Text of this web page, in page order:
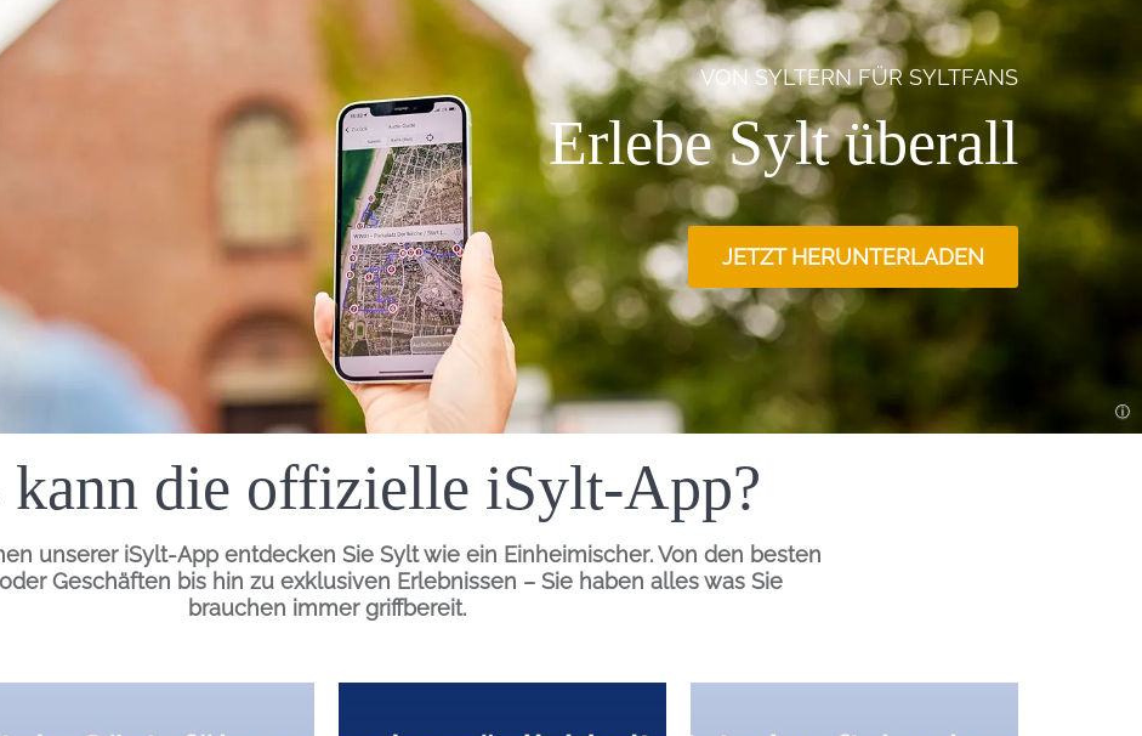
VON SYLTERN FÜR SYLTFANS
Erlebe Sylt überall
JETZT HERUNTERLADEN
Einleitung
kann die offizielle iSylt-App?
unserer iSylt-App entdecken Sie Sylt wie ein Einheimischer. Von den besten
Geschäften bis hin zu exklusiven Erlebnissen – Sie haben alles was Sie
brauchen immer griffbereit.